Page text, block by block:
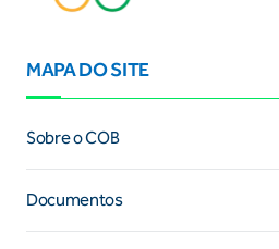
MAPA DO SITE
Sobre o COB
Documentos